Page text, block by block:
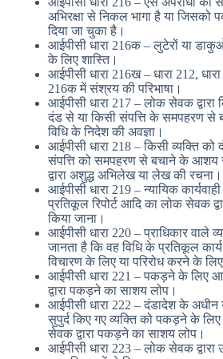
अभिरक्षा से निकल भागा है या
दिया जा चुका है।
आईपीसी धारा 216क – लुटेरों या
के लिए शास्ति।
आईपीसी धारा 216ख – धारा 212,
216क में संश्रय की परिभाषा।
आईपीसी धारा 217 – लोक सेवक द्वारा
दंड से या किसी संपत्ति के समपहरण
विधि के निदेश की अवज्ञा।
आईपीसी धारा 218 – किसी व्यक्ति को
संपत्ति को समपहरण से बचाने के
द्वारा अशुद्ध अभिलेख या लेख की रचना।
आईपीसी धारा 219 – न्यायिक
प्रतिकूल रिपोर्ट आदि का लोक सेवक
किया जाना।
आईपीसी धारा 220 – प्राधिकार वाले
जानता है कि वह विधि के प्रतिकूल
विचारण के लिए या परिरोध करने के लिए
आईपीसी धारा 221 – पकड़ने के लिए
द्वारा पकड़ने का साशय लोप।
आईपीसी धारा 222 – दंडादेश के अधीन
सुपुर्द किए गए व्यक्ति को पकड़ने के
सेवक द्वारा पकड़ने का साशय लोप।
आईपीसी धारा 223 – लोक सेवक द्वारा